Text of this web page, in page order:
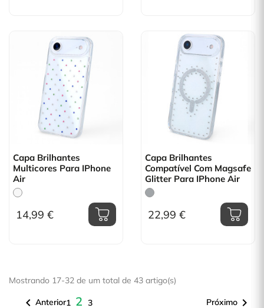
Capa Brilhantes
Multicores Para IPhone
Air
14,99 €
Capa Brilhantes
Compatível Com Magsafe
Glitter Para IPhone Air
22,99 €
Mostrando 17-32 de um total de 43 artigo(s)
 Anterior1 2 3 Próximo 